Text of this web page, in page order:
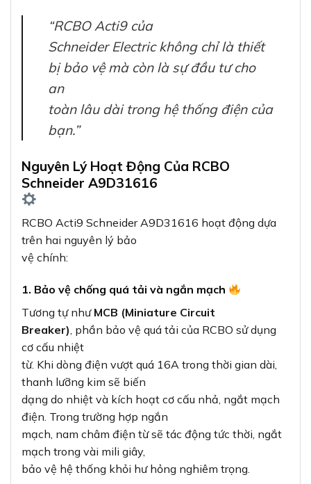
“RCBO Acti9 của
Schneider Electric không chỉ là thiết
bị bảo vệ mà còn là sự đầu tư cho
an
toàn lâu dài trong hệ thống điện của
bạn.”
Nguyên Lý Hoạt Động Của RCBO
Schneider A9D31616
RCBO Acti9 Schneider A9D31616 hoạt động dựa
trên hai nguyên lý bảo
vệ chính:
1. Bảo vệ chống quá tải và ngắn mạch
Tương tự như MCB (Miniature Circuit
Breaker), phần bảo vệ quá tải của RCBO sử dụng
cơ cấu nhiệt
từ. Khi dòng điện vượt quá 16A trong thời gian dài,
thanh lưỡng kim sẽ biến
dạng do nhiệt và kích hoạt cơ cấu nhả, ngắt mạch
điện. Trong trường hợp ngắn
mạch, nam châm điện từ sẽ tác động tức thời, ngắt
mạch trong vài mili giây,
bảo vệ hệ thống khỏi hư hỏng nghiêm trọng.